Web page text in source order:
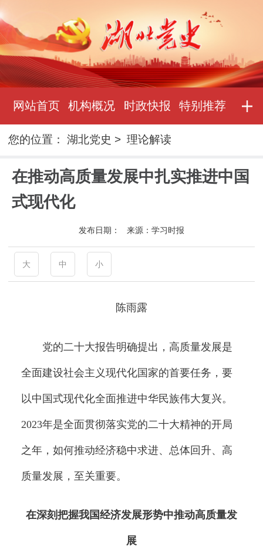
网站首页 机构概况 时政快报 特别推荐
您的位置：湖北党史 >理论解读
在推动高质量发展中扎实推进中国
式现代化
发布日期： 来源：学习时报
大 中 小
陈雨露
党的二十大报告明确提出，高质量发展是
全面建设社会主义现代化国家的首要任务，要
以中国式现代化全面推进中华民族伟大复兴。
2023年是全面贯彻落实党的二十大精神的开局
之年，如何推动经济稳中求进、总体回升、高
质量发展，至关重要。
在深刻把握我国经济发展形势中推动高质量发
展